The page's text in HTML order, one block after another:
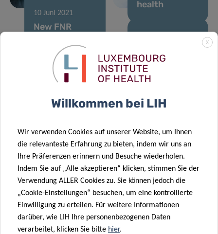
health
10 Juni 2021
New FNR
Luxembourg
paves the way
for a new era
digitalisation
Vocal
Biomarkers:
What our voice
our health
Connected
associations
between
physical
activity habits
and weight
change
Strengthening
the Digital
Health and
Artificial
Intelligence
axis at LIH
12 Nov. 2020
Innovative
machine-
learning
X
Willkommen bei LIH
Wir verwenden Cookies auf unserer Website, um Ihnen
die relevanteste Erfahrung zu bieten, indem wir uns an
Ihre Präferenzen erinnern und Besuche wiederholen.
Indem Sie auf „Alle akzeptieren“ klicken, stimmen Sie der
Verwendung ALLER Cookies zu. Sie können jedoch die
„Cookie-Einstellungen“ besuchen, um eine kontrollierte
Einwilligung zu erteilen. Für weitere Informationen
darüber, wie LIH Ihre personenbezogenen Daten
verarbeitet, klicken Sie bitte hier.